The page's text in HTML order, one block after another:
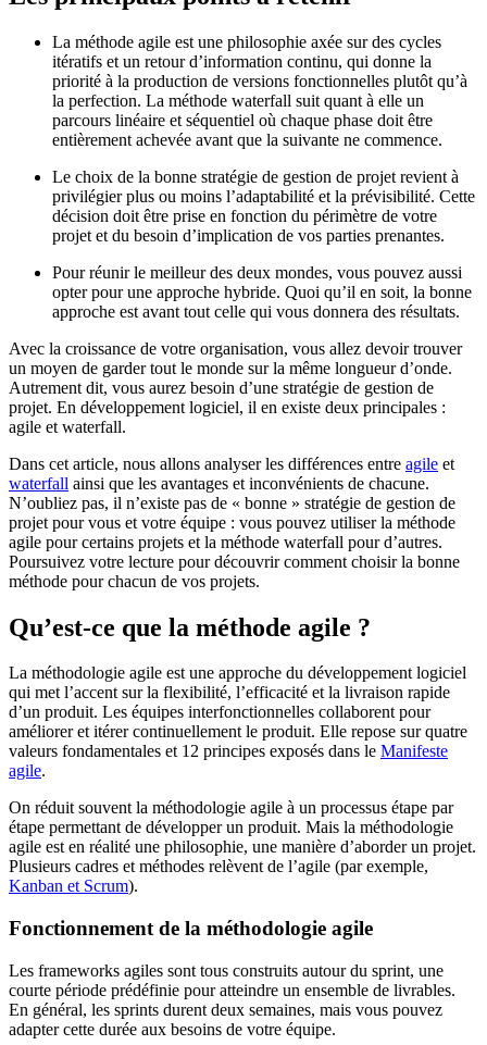
La méthode agile est une philosophie axée sur des cycles
itératifs et un retour d’information continu, qui donne la
priorité à la production de versions fonctionnelles plutôt qu’à
la perfection. La méthode waterfall suit quant à elle un
parcours linéaire et séquentiel où chaque phase doit être
entièrement achevée avant que la suivante ne commence.
Le choix de la bonne stratégie de gestion de projet revient à
privilégier plus ou moins l’adaptabilité et la prévisibilité. Cette
décision doit être prise en fonction du périmètre de votre
projet et du besoin d’implication de vos parties prenantes.
Pour réunir le meilleur des deux mondes, vous pouvez aussi
opter pour une approche hybride. Quoi qu’il en soit, la bonne
approche est avant tout celle qui vous donnera des résultats.
Avec la croissance de votre organisation, vous allez devoir trouver
un moyen de garder tout le monde sur la même longueur d’onde.
Autrement dit, vous aurez besoin d’une stratégie de gestion de
projet. En développement logiciel, il en existe deux principales :
agile et waterfall.
Dans cet article, nous allons analyser les différences entre agile et
waterfall ainsi que les avantages et inconvénients de chacune.
N’oubliez pas, il n’existe pas de « bonne » stratégie de gestion de
projet pour vous et votre équipe : vous pouvez utiliser la méthode
agile pour certains projets et la méthode waterfall pour d’autres.
Poursuivez votre lecture pour découvrir comment choisir la bonne
méthode pour chacun de vos projets.
Qu’est-ce que la méthode agile ?
La méthodologie agile est une approche du développement logiciel
qui met l’accent sur la flexibilité, l’efficacité et la livraison rapide
d’un produit. Les équipes interfonctionnelles collaborent pour
améliorer et itérer continuellement le produit. Elle repose sur quatre
valeurs fondamentales et 12 principes exposés dans le Manifeste
agile.
On réduit souvent la méthodologie agile à un processus étape par
étape permettant de développer un produit. Mais la méthodologie
agile est en réalité une philosophie, une manière d’aborder un projet.
Plusieurs cadres et méthodes relèvent de l’agile (par exemple,
Kanban et Scrum).
Fonctionnement de la méthodologie agile
Les frameworks agiles sont tous construits autour du sprint, une
courte période prédéfinie pour atteindre un ensemble de livrables.
En général, les sprints durent deux semaines, mais vous pouvez
adapter cette durée aux besoins de votre équipe.